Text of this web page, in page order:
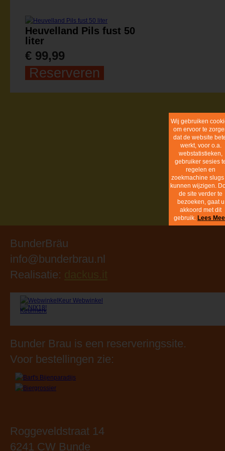
Heuvelland Pils fust 50
liter
€ 99,99
Reserveren
Cookie
Bunder Brau is een reserveringssite.
Voor bestellingen zie:
6241 CW Bunde
Tel: 043 3645365
Dinsdag: 09.00 - 18.00 uur